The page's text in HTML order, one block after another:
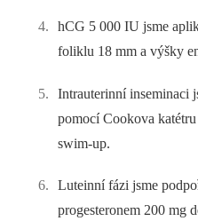
hCG 5 000 IU jsme
foliklu 18 mm a výšky
Intrauterinní inseminaci
pomocí Cookova
swim-up.
Luteinní fázi jsme
progesteronem 200 mg